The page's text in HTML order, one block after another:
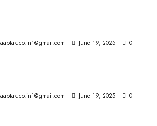
aaptak.co.in1@gmail.com June 19, 2025 0
aaptak.co.in1@gmail.com June 19, 2025 0